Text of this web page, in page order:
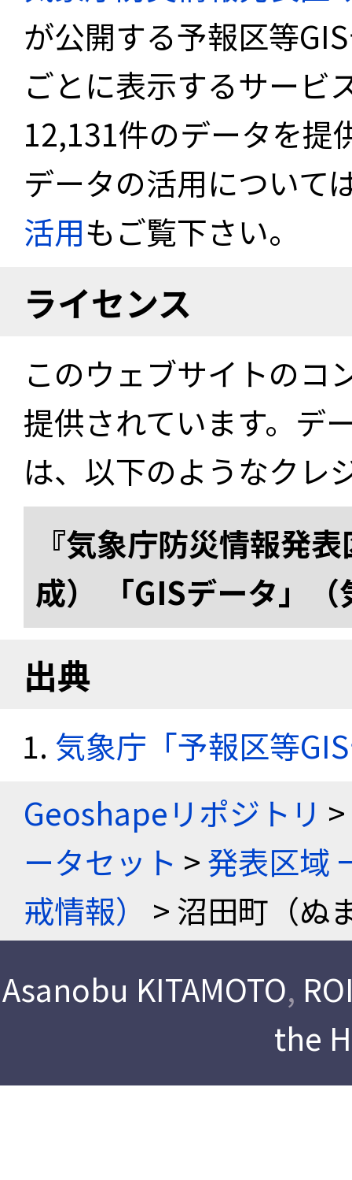
が公開する予報区等
ごとに表示するサービ
12,131件のデータを提
データの活用について
活用もご覧下さい。
ライセンス
このウェブサイトのコ
提供されています。デ
は、以下のようなクレ
『気象庁防災情報発
成） 「GISデータ」
出典
気象庁「予報区等
Geoshapeリポジトリ >
ータセット >発表区域
戒情報）
> 沼田町（ぬ
Asanobu KITAMOTO,
the